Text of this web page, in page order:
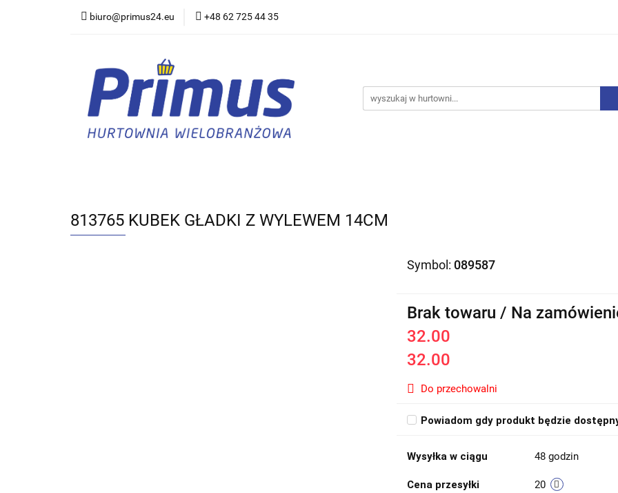
biuro@primus24.eu +48 62 725 44 35
Artykuły Szkolno-Biurowe
813765 KUBEK GŁADKI Z WYLEWEM 14CM
Symbol: 089587
Brak towaru / Na
32.00
32.00
Do przechowalni
Powiadom gdy produkt będzie
Wysyłka w ciągu 48 godzin
Cena przesyłki 20